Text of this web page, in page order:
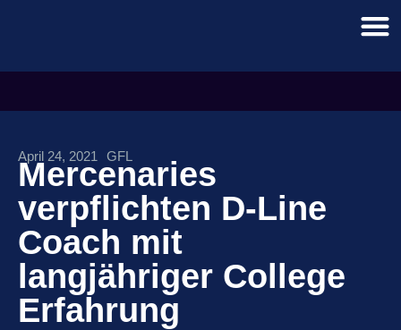
April 24, 2021 GFL
Mercenaries
verpflichten D-Line
Coach mit
langjähriger College
Erfahrung